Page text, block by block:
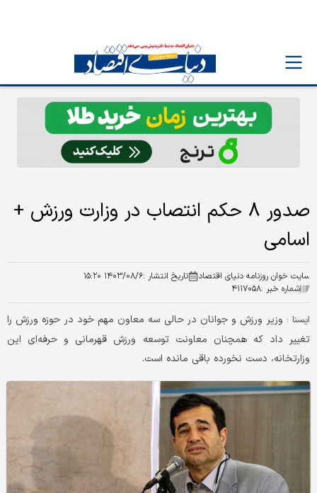
صدور ۸ حکم انتصاب در وزارت ورزش +
اسامی
سایت خوان روزنامه دنیای اقتصاد تاریخ انتشار :۱۴۰۳/۰۸/۶ ۱۵:۲۰
شماره خبر :۴۱۱۷۰۵۸
ايسنا : وزیر ورزش و جوانان در حالی سه معاون مهم خود در حوزه ورزش را
تغییر داد که همچنان معاونت توسعه ورزش قهرمانی و حرفه‌ای این
وزارتخانه، دست نخورده باقی مانده است.